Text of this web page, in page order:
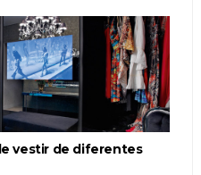
vestir de diferentes